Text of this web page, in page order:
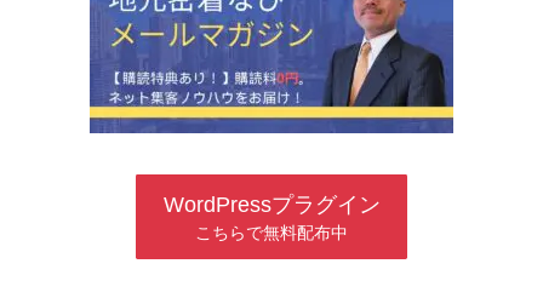
WordPressプラグイン
こちらで無料配布中